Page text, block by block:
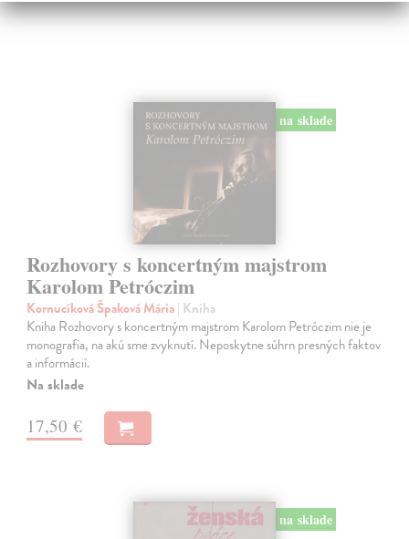
na sklade
Rozhovory s koncertným majstrom
Karolom Petróczim
Kornucíková Špaková Mária| Kniha
Kniha Rozhovory s koncertným majstrom Karolom Petróczim nie je
monografia, na akú sme zvyknutí. Neposkytne súhrn presných faktov
a informácií.
Na sklade
17,50 €
na sklade